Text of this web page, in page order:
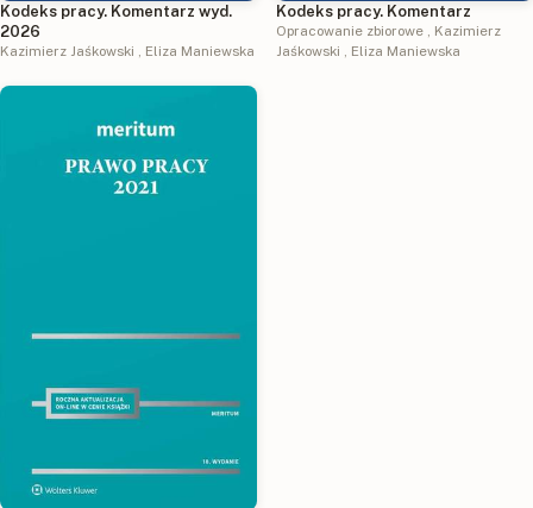
Kodeks pracy. Komentarz wyd.
2026
Kazimierz Jaśkowski , Eliza Maniewska
Kodeks pracy. Komentarz
Opracowanie zbiorowe
Kazimierz
Jaśkowski
Eliza Maniewska